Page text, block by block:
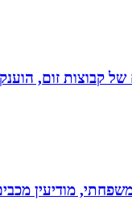
קבוצות זום,
מודיעין